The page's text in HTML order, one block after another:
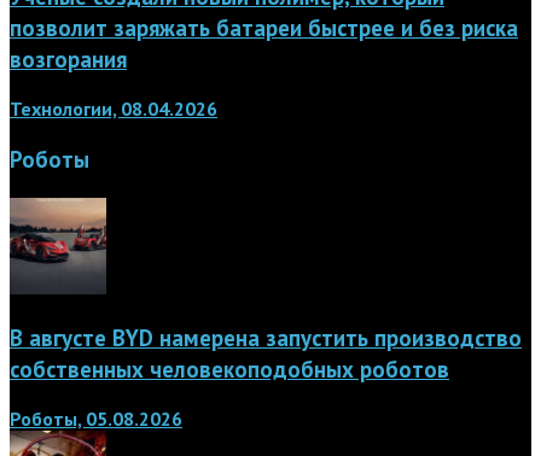
позволит заряжать батареи быстрее и без риска
возгорания
Технологии, 08.04.2026
Роботы
В августе BYD намерена запустить производство
собственных человекоподобных роботов
Роботы, 05.08.2026